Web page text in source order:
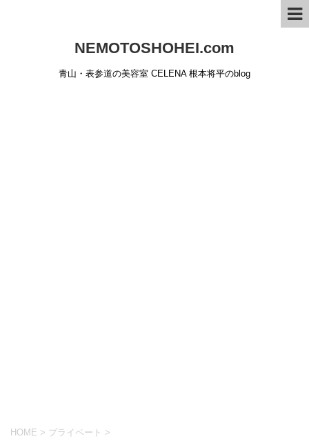
NEMOTOSHOHEI.com
青山・表参道の美容室 CELENA 根本将平のblog
HOME > プライベート >